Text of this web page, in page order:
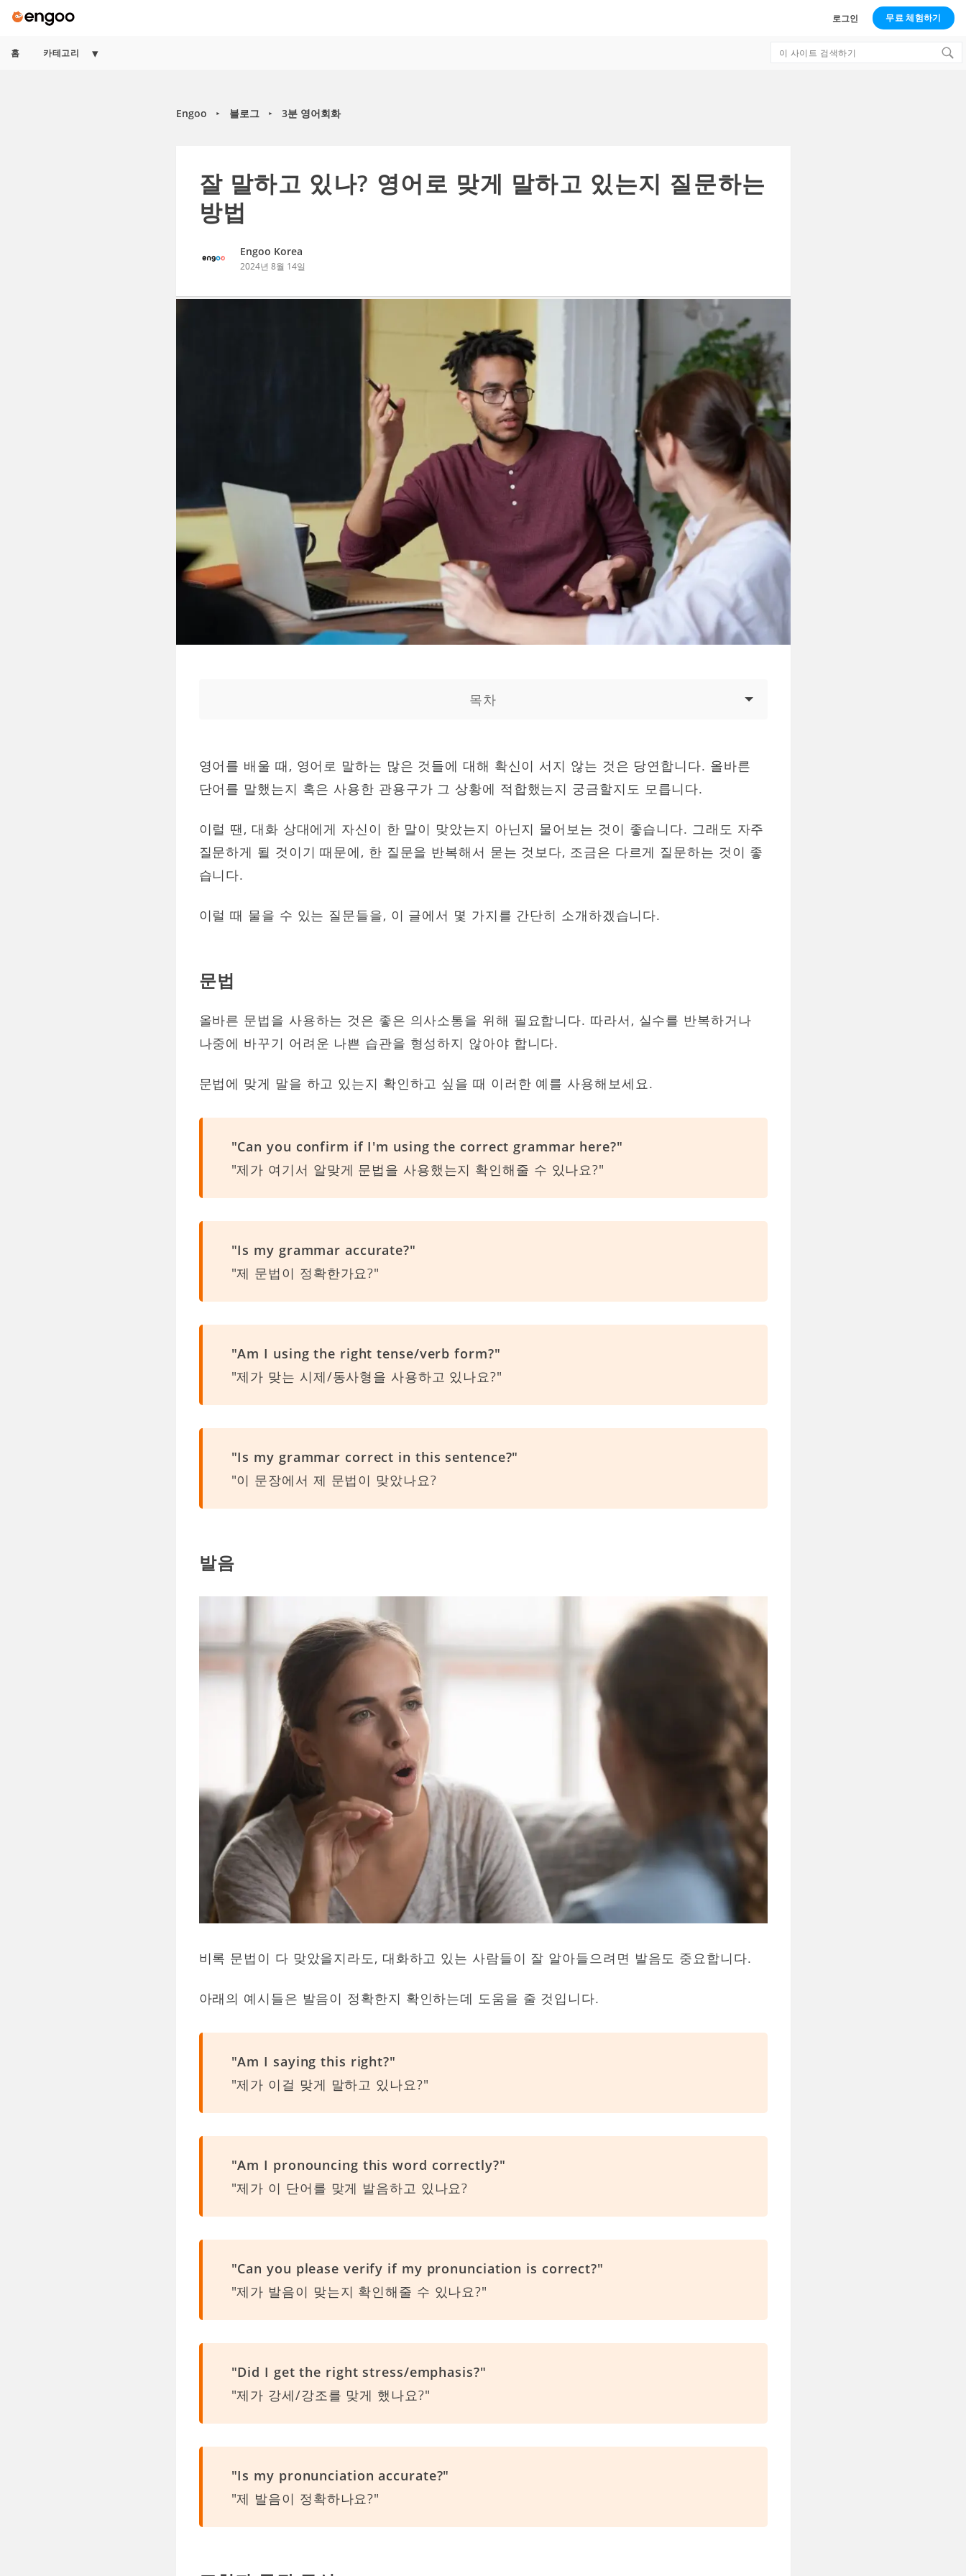
로그인 무료 체험하기
홈 카테고리
Search
Engoo ► 블로그 ► 3분 영어회화
잘 말하고 있나? 영어로 맞게 말하고 있는지 질문하는
방법
Engoo Korea
2024년 8월 14일
목차
영어를 배울 때, 영어로 말하는 많은 것들에 대해 확신이 서지 않는 것은 당연합니다. 올바른
단어를 말했는지 혹은 사용한 관용구가 그 상황에 적합했는지 궁금할지도 모릅니다.
이럴 땐, 대화 상대에게 자신이 한 말이 맞았는지 아닌지 물어보는 것이 좋습니다. 그래도 자주
질문하게 될 것이기 때문에, 한 질문을 반복해서 묻는 것보다, 조금은 다르게 질문하는 것이 좋
습니다.
이럴 때 물을 수 있는 질문들을, 이 글에서 몇 가지를 간단히 소개하겠습니다.
문법
올바른 문법을 사용하는 것은 좋은 의사소통을 위해 필요합니다. 따라서, 실수를 반복하거나
나중에 바꾸기 어려운 나쁜 습관을 형성하지 않아야 합니다.
문법에 맞게 말을 하고 있는지 확인하고 싶을 때 이러한 예를 사용해보세요.
"Can you confirm if I'm using the correct grammar here?"
"제가 여기서 알맞게 문법을 사용했는지 확인해줄 수 있나요?"
"Is my grammar accurate?"
"제 문법이 정확한가요?"
"Am I using the right tense/verb form?"
"제가 맞는 시제/동사형을 사용하고 있나요?"
"Is my grammar correct in this sentence?"
"이 문장에서 제 문법이 맞았나요?
발음
비록 문법이 다 맞았을지라도, 대화하고 있는 사람들이 잘 알아들으려면 발음도 중요합니다.
아래의 예시들은 발음이 정확한지 확인하는데 도움을 줄 것입니다.
"Am I saying this right?"
"제가 이걸 맞게 말하고 있나요?"
"Am I pronouncing this word correctly?"
"제가 이 단어를 맞게 발음하고 있나요?
"Can you please verify if my pronunciation is correct?"
"제가 발음이 맞는지 확인해줄 수 있나요?"
"Did I get the right stress/emphasis?"
"제가 강세/강조를 맞게 했나요?"
"Is my pronunciation accurate?"
"제 발음이 정확하나요?"